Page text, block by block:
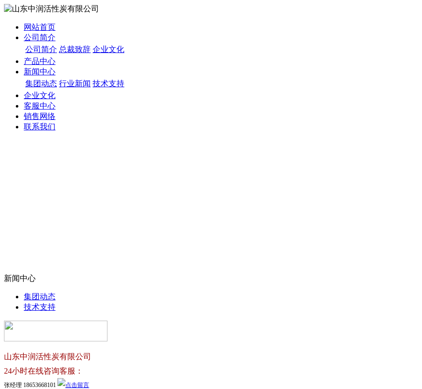
网站首页
公司简介
公司简介 总裁致辞 企业文化
产品中心
新闻中心
集团动态 行业新闻 技术支持
企业文化
客服中心
销售网络
联系我们
新闻中心
集团动态
技术支持
山东中润活性炭有限公司
24小时在线咨询客服：
张经理 18653668101